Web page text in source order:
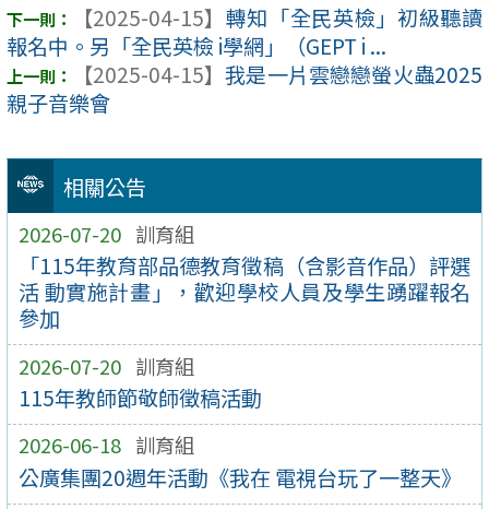
相關公告
2026-07-20 訓育組
「115年教育部品德教育徵稿（含影音作品）評選
活 動實施計畫」，歡迎學校人員及學生踴躍報名
參加
2026-07-20 訓育組
115年教師節敬師徵稿活動
2026-06-18 訓育組
公廣集團20週年活動《我在 電視台玩了一整天》
【2025-04-15】 轉知「全民英檢」初級聽讀
報名中。另「全民英檢 i學網」（GEPT i ...
【2025-04-15】 我是一片雲戀戀螢火蟲2025
親子音樂會